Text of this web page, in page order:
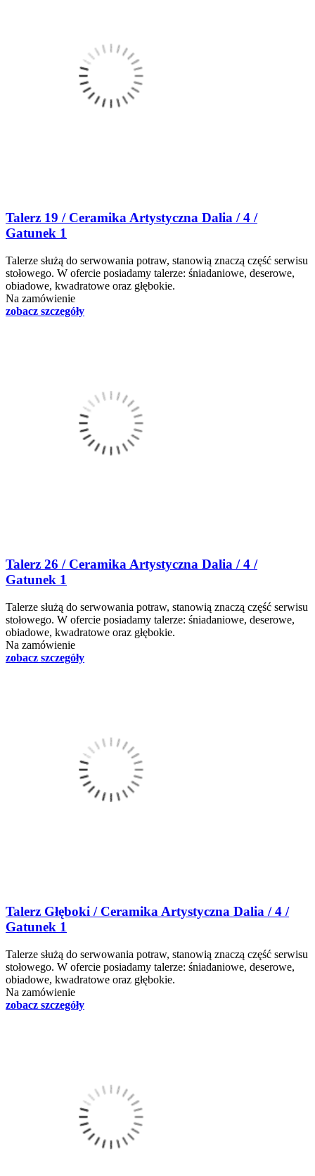
Talerz 19 / Ceramika Artystyczna Dalia / 4 /
Gatunek 1
Talerze służą do serwowania potraw, stanowią znaczą część serwisu
stołowego. W ofercie posiadamy talerze: śniadaniowe, deserowe,
obiadowe, kwadratowe oraz głębokie.
Na zamówienie
zobacz szczegóły
Talerz 26 / Ceramika Artystyczna Dalia / 4 /
Gatunek 1
Talerze służą do serwowania potraw, stanowią znaczą część serwisu
stołowego. W ofercie posiadamy talerze: śniadaniowe, deserowe,
obiadowe, kwadratowe oraz głębokie.
Na zamówienie
zobacz szczegóły
Talerz Głęboki / Ceramika Artystyczna Dalia / 4 /
Gatunek 1
Talerze służą do serwowania potraw, stanowią znaczą część serwisu
stołowego. W ofercie posiadamy talerze: śniadaniowe, deserowe,
obiadowe, kwadratowe oraz głębokie.
Na zamówienie
zobacz szczegóły